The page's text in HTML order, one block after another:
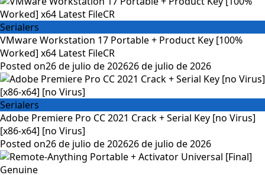
Serialers
VMware Workstation 17 Portable + Product Key [100%
Worked] x64 Latest FileCR
Posted on26 de julio de 202626 de julio de 2026
Serialers
Adobe Premiere Pro CC 2021 Crack + Serial Key [no Virus]
[x86-x64] [no Virus]
Posted on26 de julio de 202626 de julio de 2026